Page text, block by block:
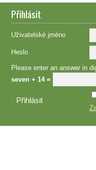
Přihlásit
Uživatelské jméno
Heslo
Please enter an answer in
seven + 14 =